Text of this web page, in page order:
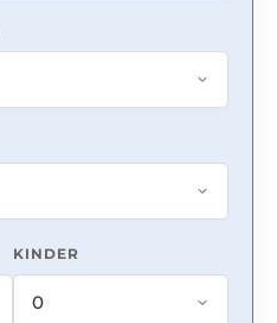
KINDER